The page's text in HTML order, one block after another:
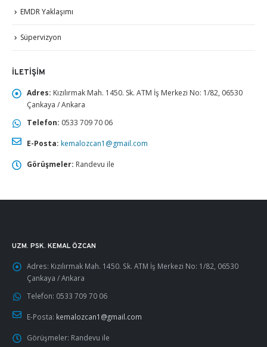
EMDR Yaklaşımı
Süpervizyon
İLETIŞIM
Adres: Kızılırmak Mah. 1450. Sk. ATM İş Merkezi No: 1/82, 06530
Çankaya / Ankara
Telefon: 0533 709 70 06
E-Posta: kemalozcan1@gmail.com
Görüşmeler: Randevu ile
UZM. PSK. KEMAL ÖZCAN
Adres: Kızılırmak Mah. 1450. Sk. ATM İş Merkezi No: 1/82, 06530
Çankaya / Ankara
Telefon: 0533 709 70 06
E-Posta: kemalozcan1@gmail.com
Görüşmeler: Randevu ile